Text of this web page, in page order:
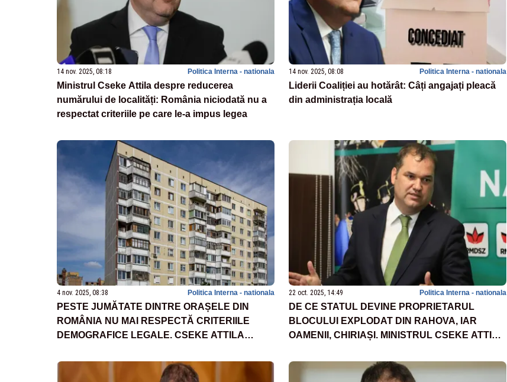
14 nov. 2025, 08:18 Politica Interna - nationala
Ministrul Cseke Attila despre reducerea
numărului de localități: România niciodată nu a
respectat criteriile pe care le-a impus legea
14 nov. 2025, 08:08 Politica Interna - nationala
Liderii Coaliției au hotărât: Câți angajați pleacă
din administrația locală
4 nov. 2025, 08:38 Politica Interna - nationala
PESTE JUMĂTATE DINTRE ORAȘELE DIN
ROMÂNIA NU MAI RESPECTĂ CRITERIILE
DEMOGRAFICE LEGALE. CSEKE ATTILA
„PROBLEMA ESTE APLICAREA ACESTOR
22 oct. 2025, 14:49 Politica Interna - nationala
DE CE STATUL DEVINE PROPRIETARUL
BLOCULUI EXPLODAT DIN RAHOVA, IAR
OAMENII, CHIRIAȘI. MINISTRUL CSEKE ATTILA